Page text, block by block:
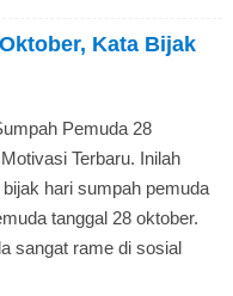
Kata Bijak
Pemuda 28
Terbaru. Inilah
hari sumpah pemuda
tanggal 28 oktober.
sangat rame di sosial